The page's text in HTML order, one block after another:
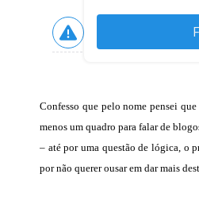
Confesso que pelo nome pensei
menos um quadro para falar de
– até por uma questão de lógica, o
por não querer ousar em dar mais